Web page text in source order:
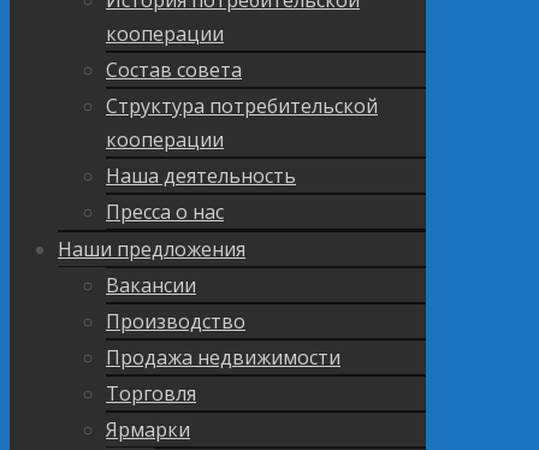
кооперации
Состав совета
Структура потребительской
кооперации
Наша деятельность
Пресса о нас
Наши предложения
Вакансии
Производство
Продажа недвижимости
Торговля
Ярмарки